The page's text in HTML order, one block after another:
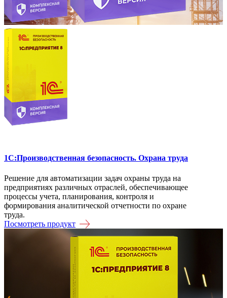
1C:Производственная безопасность. Охрана труда
Решение для автоматизации задач охраны труда на
предприятиях различных отраслей, обеспечивающее
процессы учета, планирования, контроля и
формирования аналитической отчетности по охране
труда.
Посмотреть продукт